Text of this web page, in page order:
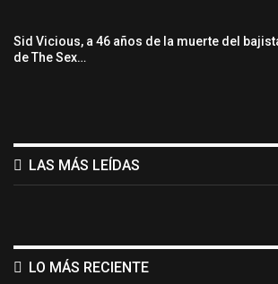
Sid Vicious, a 46 años de la muerte del
de The Sex…
LAS MÁS LEÍDAS
LO MÁS RECIENTE